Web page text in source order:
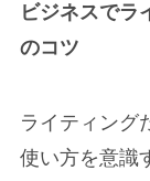
ビジネスでラ
のコツ
ライティング
使い方を意識